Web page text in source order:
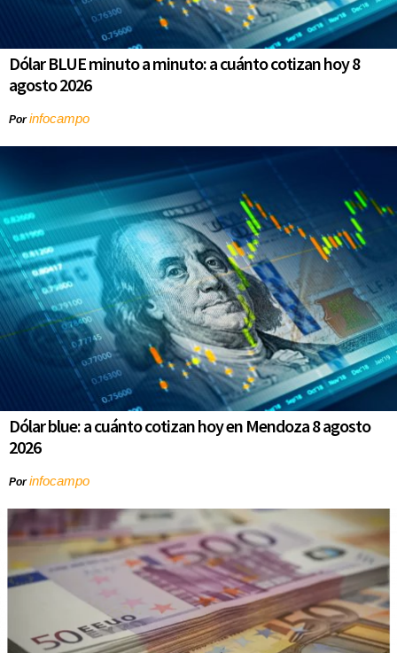
Dólar BLUE minuto a minuto: a cuánto cotizan hoy 8
agosto 2026
Porinfocampo
Dólar blue: a cuánto cotizan hoy en Mendoza 8 agosto
2026
Porinfocampo